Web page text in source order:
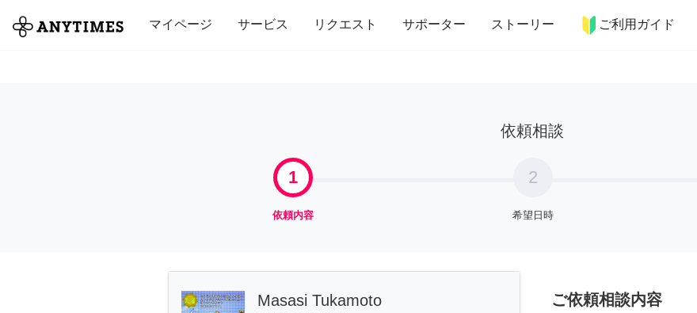
マイページ サービス リクエスト サポーター ストーリー ご利用ガイド
全て 修理・組立 家事 引っ越し インテリア 趣味・習い事 ペット 料理
依頼相談
1
依頼内容
2
希望日時
Masasi Tukamoto ご依頼相談内容